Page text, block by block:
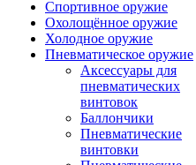
Спортивное оружие
Охолощённое оружие
Холодное оружие
Пневматическое оружие
Аксессуары для
пневматических
винтовок
Баллончики
Пневматические
винтовки